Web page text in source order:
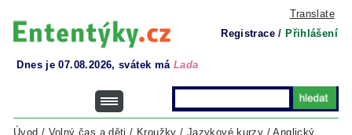
Translate
Registrace / Přihlášení
Dnes je 07.08.2026, svátek má Lada
Úvod / Volný čas a děti / Kroužky / Jazykové kurzy /Anglický